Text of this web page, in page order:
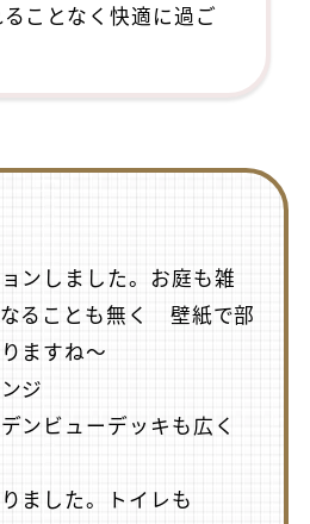
ことなく快適に過ご
ンしました。お庭も雑
ることも無く 壁紙で部
ますね～
ジ
ンビューデッキも広く
ました。トイレも